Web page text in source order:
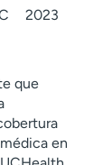
2023
que
en